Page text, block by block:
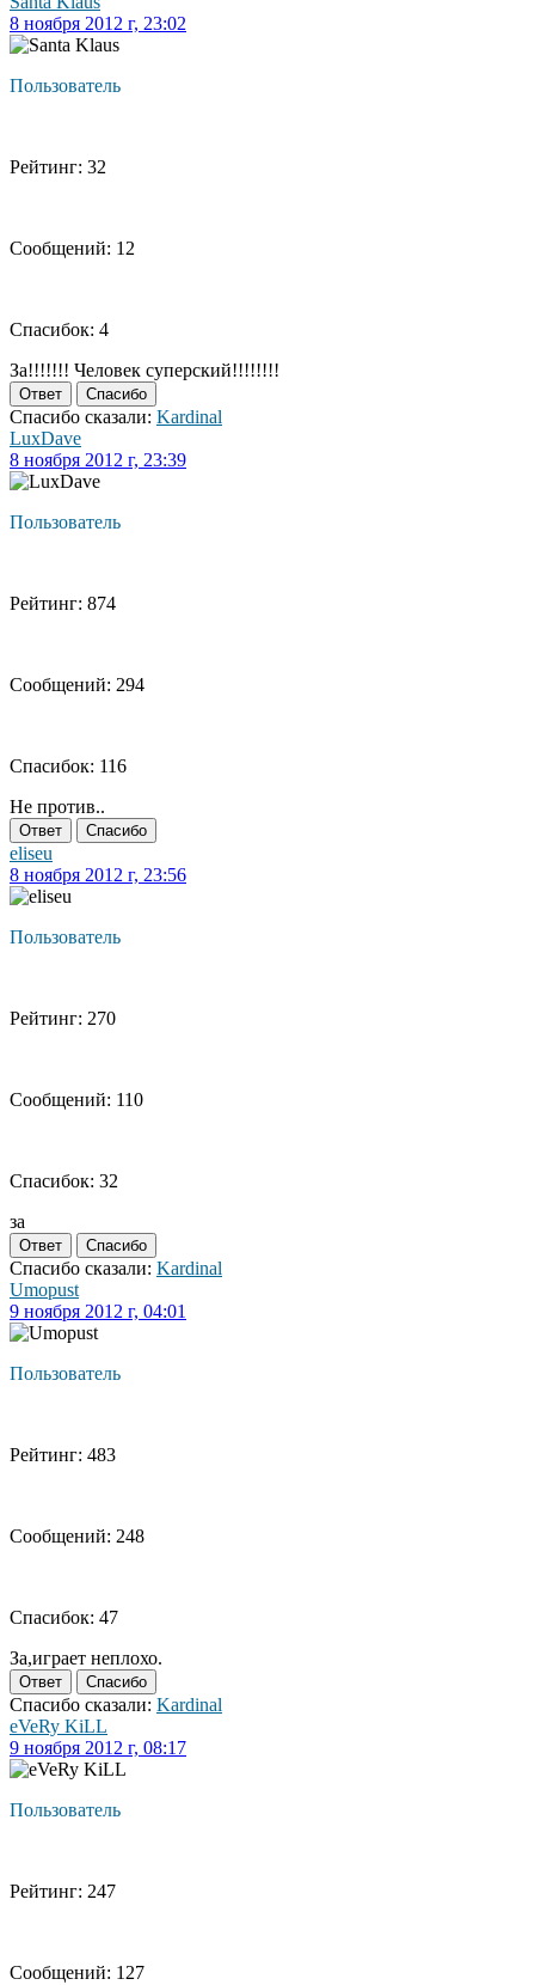
8 ноября 2012 г, 23:02
Пользователь
Рейтинг: 32
Сообщений: 12
Спасибок: 4
За!!!!!!! Человек суперский!!!!!!!!
Ответ Спасибо
Спасибо сказали: Kardinal
LuxDave
8 ноября 2012 г, 23:39
Пользователь
Рейтинг: 874
Сообщений: 294
Спасибок: 116
Не против..
Ответ Спасибо
eliseu
8 ноября 2012 г, 23:56
Пользователь
Рейтинг: 270
Сообщений: 110
Спасибок: 32
за
Ответ Спасибо
Спасибо сказали: Kardinal
Umopust
9 ноября 2012 г, 04:01
Пользователь
Рейтинг: 483
Сообщений: 248
Спасибок: 47
За,играет неплохо.
Ответ Спасибо
Спасибо сказали: Kardinal
eVeRy KiLL
9 ноября 2012 г, 08:17
Пользователь
Рейтинг: 247
Сообщений: 127